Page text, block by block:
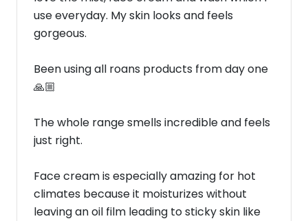
use everyday. My skin looks and feels
gorgeous.
Been using all roans products from day one
🙏🏼
The whole range smells incredible and feels
just right.
Face cream is especially amazing for hot
climates because it moisturizes without
leaving an oil film leading to sticky skin like